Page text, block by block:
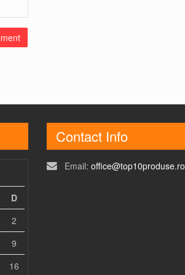
D
2
9
16
Contact Info
Email: office@top10produse.ro